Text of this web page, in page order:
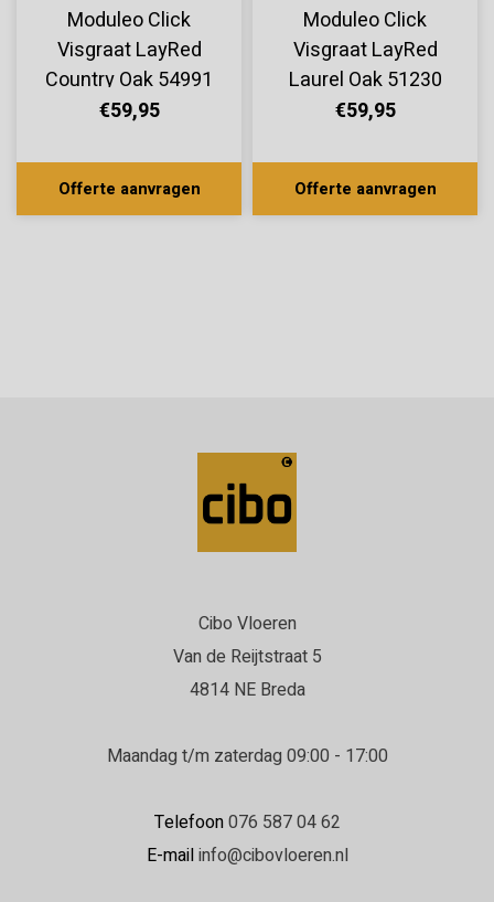
Moduleo Click
Visgraat LayRed
Country Oak 54991
€59,95
Offerte aanvragen
Moduleo Click
Visgraat LayRed
Laurel Oak 51230
€59,95
Offerte aanvragen
Cibo Vloeren
Van de Reijtstraat 5
4814 NE Breda
Maandag t/m zaterdag 09:00 - 17:00
Telefoon076 587 04 62
E-mailinfo@cibovloeren.nl